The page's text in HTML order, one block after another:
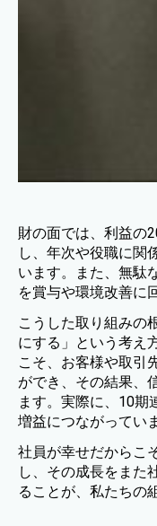
財の面では、利益の
し、年次や役職に関
います。また、無駄
を賞与や環境改善に
こうした取り組みの
にする」という考え
こそ、お客様や取引
ができ、その結果、
ます。実際に、10期
増益につながってい
社員が幸せだからこ
し、その成長をまた
ることが、私たちの